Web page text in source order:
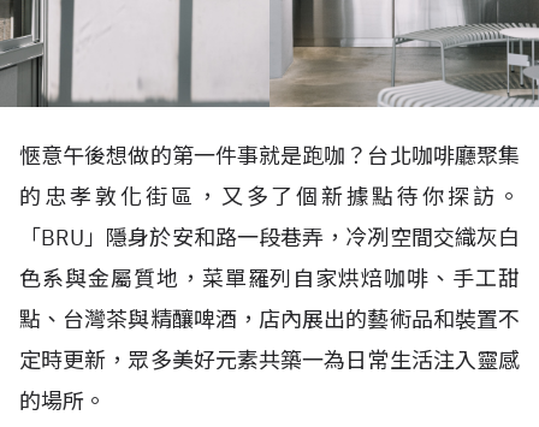
愜意午後想做的第一件事就是跑咖？台北咖啡廳聚集
的忠孝敦化街區，又多了個新據點待你探訪。
「BRU」隱身於安和路一段巷弄，冷冽空間交織灰白
色系與金屬質地，菜單羅列自家烘焙咖啡、手工甜
點、台灣茶與精釀啤酒，店內展出的藝術品和裝置不
定時更新，眾多美好元素共築一為日常生活注入靈感
的場所。